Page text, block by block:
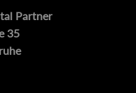
Partner
35